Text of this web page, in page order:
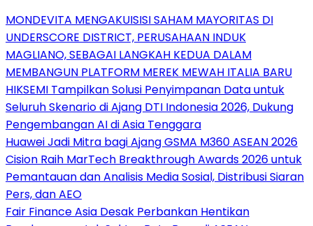
MONDEVITA MENGAKUISISI SAHAM MAYORITAS DI
UNDERSCORE DISTRICT, PERUSAHAAN INDUK
MAGLIANO, SEBAGAI LANGKAH KEDUA DALAM
MEMBANGUN PLATFORM MEREK MEWAH ITALIA BARU
HIKSEMI Tampilkan Solusi Penyimpanan Data untuk
Seluruh Skenario di Ajang DTI Indonesia 2026, Dukung
Pengembangan AI di Asia Tenggara
Huawei Jadi Mitra bagi Ajang GSMA M360 ASEAN 2026
Cision Raih MarTech Breakthrough Awards 2026 untuk
Pemantauan dan Analisis Media Sosial, Distribusi Siaran
Pers, dan AEO
Fair Finance Asia Desak Perbankan Hentikan